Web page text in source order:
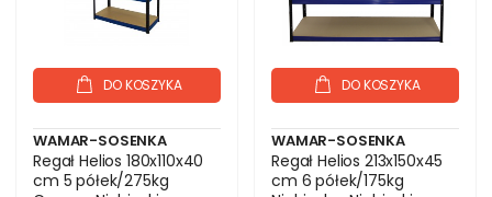
DO KOSZYKA
WAMAR-SOSENKA
Regał Helios 180x110x40
cm 5 półek/275kg
DO KOSZYKA
WAMAR-SOSENKA
Regał Helios 213x150x45
cm 6 półek/175kg